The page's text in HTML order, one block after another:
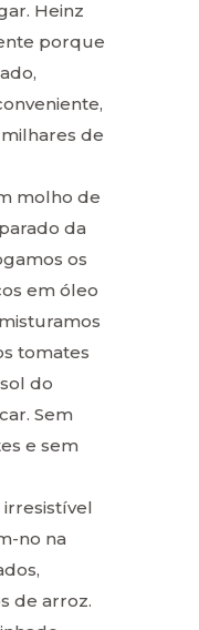
Heinz
porque
de
molho de
da
os
em óleo
tomates
do
Sem
e sem
irresistível
no na
de arroz.